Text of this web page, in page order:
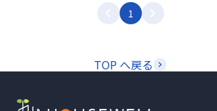
1
TOP へ戻る